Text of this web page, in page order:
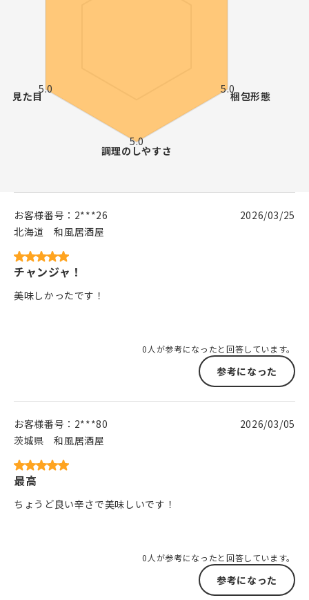
お客様番号： 2***26
北海道
和風居酒屋
2026/03/25
チャンジャ！
美味しかったです！
0人が参考になったと回答しています。
参考になった
お客様番号： 2***80
茨城県
和風居酒屋
2026/03/05
最高
ちょうど良い辛さで美味しいです！
0人が参考になったと回答しています。
参考になった